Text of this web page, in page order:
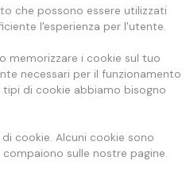
che possono essere utilizzati
l'esperienza per l'utente.
memorizzare i cookie sul tuo
necessari per il funzionamento
di cookie abbiamo bisogno
cookie. Alcuni cookie sono
sulle nostre pagine.